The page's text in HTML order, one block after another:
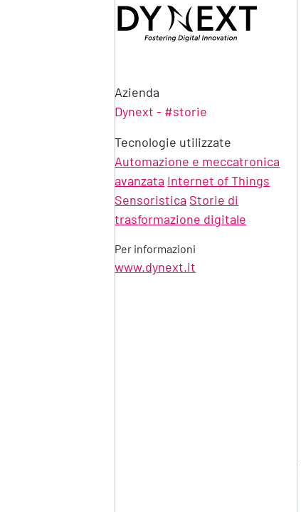
Azienda
Dynext - #storie
Tecnologie utilizzate
Automazione e meccatronica
avanzata Internet of Things
Sensoristica Storie di
trasformazione digitale
Per informazioni
www.dynext.it